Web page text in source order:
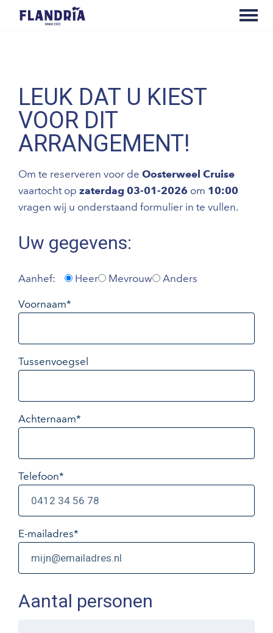
LEUK DAT U KIEST
VOOR DIT
ARRANGEMENT!
Om te reserveren voor de Oosterweel Cruise
vaartocht op zaterdag 03-01-2026 om 10:00
vragen wij u onderstaand formulier in te vullen.
Uw gegevens:
Aanhef: Heer Mevrouw Anders
Voornaam*
Tussenvoegsel
Achternaam*
Telefoon*
E-mailadres*
Aantal personen